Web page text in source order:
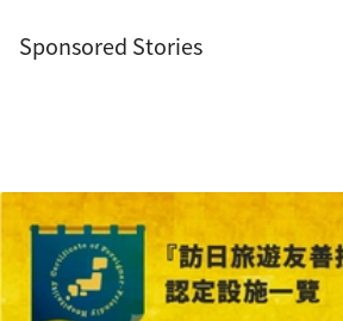
Sponsored Stories